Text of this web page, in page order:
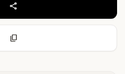
share
content_copy